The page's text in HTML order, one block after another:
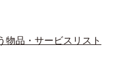
物品・サービスリスト